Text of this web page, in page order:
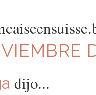
dijo...